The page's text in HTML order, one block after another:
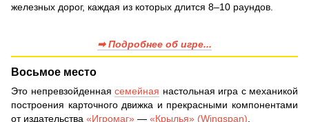
железных дорог, каждая из которых длится 8–10 раундов.
➡ Подробнее об игре...
Восьмое место
Это непревзойденная семейная настольная игра с механикой
построения карточного движка и прекрасными компонентами
от издательства «Игромаг» — «Крылья» (Wingspan)